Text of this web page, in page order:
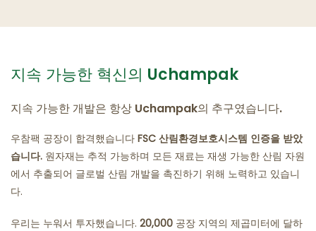
지속 가능한 혁신의 Uchampak
지속 가능한 개발은 항상 Uchampak의 추구였습니다.
우참팩 공장이 합격했습니다 FSC 산림환경보호시스템 인증을 받았
습니다. 원자재는 추적 가능하며 모든 재료는 재생 가능한 산림 자원
에서 추출되어 글로벌 산림 개발을 촉진하기 위해 노력하고 있습니
다.
우리는 누워서 투자했습니다. 20,000 공장 지역의 제곱미터에 달하